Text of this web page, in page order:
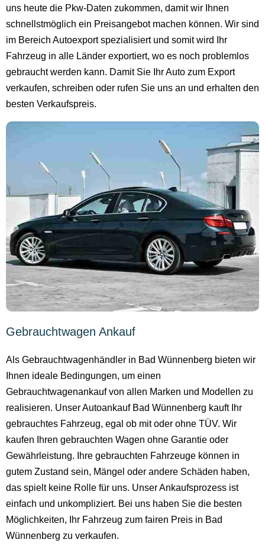
uns heute die Pkw-Daten zukommen, damit wir Ihnen
schnellstmöglich ein Preisangebot machen können. Wir sind
im Bereich Autoexport spezialisiert und somit wird Ihr
Fahrzeug in alle Länder exportiert, wo es noch problemlos
gebraucht werden kann. Damit Sie Ihr Auto zum Export
verkaufen, schreiben oder rufen Sie uns an und erhalten den
besten Verkaufspreis.
Gebrauchtwagen Ankauf
Als Gebrauchtwagenhändler in Bad Wünnenberg bieten wir
Ihnen ideale Bedingungen, um einen
Gebrauchtwagenankauf von allen Marken und Modellen zu
realisieren. Unser Autoankauf Bad Wünnenberg kauft Ihr
gebrauchtes Fahrzeug, egal ob mit oder ohne TÜV. Wir
kaufen Ihren gebrauchten Wagen ohne Garantie oder
Gewährleistung. Ihre gebrauchten Fahrzeuge können in
gutem Zustand sein, Mängel oder andere Schäden haben,
das spielt keine Rolle für uns. Unser Ankaufsprozess ist
einfach und unkompliziert. Bei uns haben Sie die besten
Möglichkeiten, Ihr Fahrzeug zum fairen Preis in Bad
Wünnenberg zu verkaufen.